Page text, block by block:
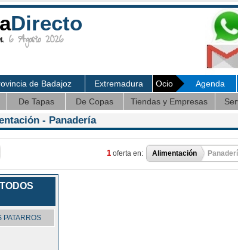
Directo
6 Agosto 2026
de Badajoz Extremadura Ocio Agenda
De Tapas De Copas Tiendas y Empresas
- Panadería
1 oferta en: Alimentación
PATARROS